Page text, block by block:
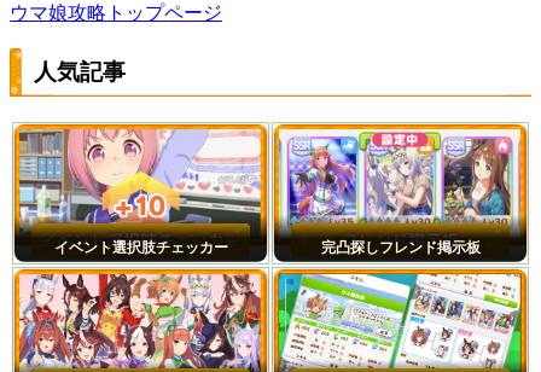
ウマ娘攻略トップページ
人気記事
イベント選択肢チェッカー 完凸探しフレンド掲示板